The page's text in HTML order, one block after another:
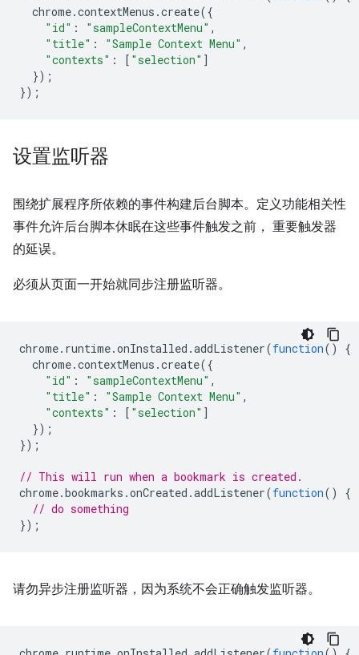
chrome.contextMenus .create({
"id" : "sampleContextMenu" ,
"title" : "Sample Context Menu" ,
"contexts" : [ "selection" ]
});
});
设置监听器
围绕扩展程序所依赖的事件构建后台脚本。定义功能相关性
事件允许后台脚本休眠在这些事件触发之前， 重要触发器
的延误。
必须从页面一开始就同步注册监听器。
chrome. runtime.onInstalled .addListener(function()
{
chrome.contextMenus .create({
"id" : "sampleContextMenu" ,
"title" : "Sample Context Menu" ,
"contexts" : [ "selection" ]
});
});
// This will run when a bookmark is created.
chrome.bookmarks .onCreated .addListener(function()
{
// do something
});
请勿异步注册监听器，因为系统不会正确触发监听器。